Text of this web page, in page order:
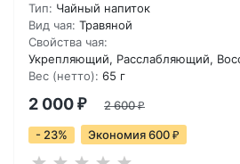
Тип: Чайный напиток
Вид чая: Травяной
Свойства чая:
Укрепляющий, Расслабляющий,
Вес (нетто): 65 г
2 000 ₽ 2 600₽
- 23% Экономия 600 ₽